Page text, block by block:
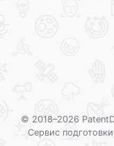
© 2018–2026
Сервис